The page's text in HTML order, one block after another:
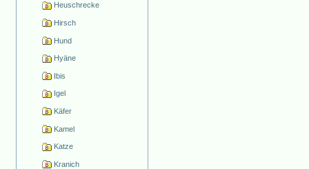
Heuschrecke
Hirsch
Hund
Hyäne
Ibis
Igel
Käfer
Kamel
Katze
Kranich